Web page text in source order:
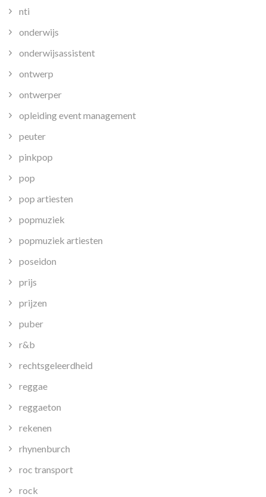
nti
onderwijs
onderwijsassistent
ontwerp
ontwerper
opleiding event management
peuter
pinkpop
pop
pop artiesten
popmuziek
popmuziek artiesten
poseidon
prijs
prijzen
puber
r&b
rechtsgeleerdheid
reggae
reggaeton
rekenen
rhynenburch
roc transport
rock